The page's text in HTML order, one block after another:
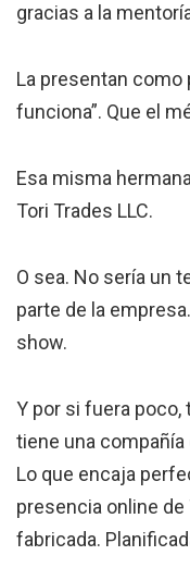
gracias a la
La presentan como
funciona”. Que el
Esa misma
Tori Trades LLC.
O sea. No sería un
parte de la
show.
Y por si fuera poco,
tiene una
Lo que encaja
presencia online de
fabricada.